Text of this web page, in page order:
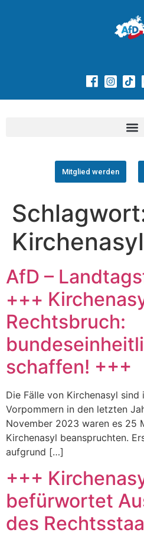
Mitglied werden
Kirchenasyl
AfD –
+++
Rechtsbruch:
schaffen! +++
Die Fälle von Kirchenasyl
Vorpommern in den letzten
November 2023 waren es 25
Kirchenasyl beanspruchten.
aufgrund […]
+++
befürwortet
des